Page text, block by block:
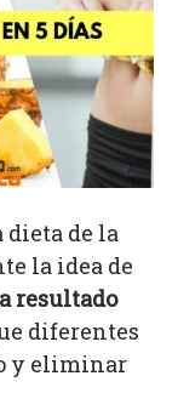
dieta de la
la idea de
resultado
diferentes
y eliminar